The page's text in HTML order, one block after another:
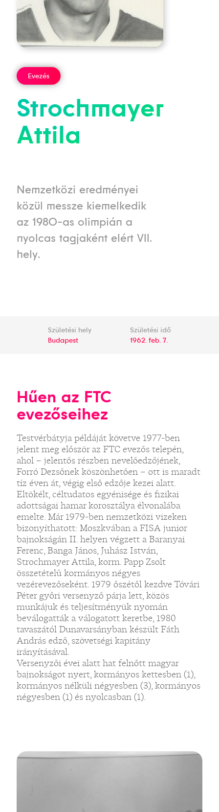
Evezés
Strochmayer
Attila
Nemzetközi eredményei
közül messze kiemelkedik
az 1980-as olimpián a
nyolcas tagjaként elért VII.
hely.
Születési hely
Budapest
Születési idő
1962. feb. 7.
Hűen az FTC
evezőseihez
Testvérbátyja példáját követve 1977-ben
jelent meg először az FTC evezős telepén,
ahol – jelentős részben nevelőedzőjének,
Forró Dezsőnek köszönhetően – ott is maradt
tíz éven át, végig első edzője kezei alatt.
Eltökélt, céltudatos egyénisége és fizikai
adottságai hamar korosztálya élvonalába
emelte. Már 1979-ben nemzetközi vizeken
bizonyíthatott: Moszkvában a FISA junior
bajnokságán II. helyen végzett a Baranyai
Ferenc, Banga János, Juhász István,
Strochmayer Attila, korm. Papp Zsolt
összetételű kormányos négyes
vezérevezőseként. 1979 őszétől kezdve Tóvári
Péter győri versenyző párja lett, közös
munkájuk és teljesítményük nyomán
beválogatták a válogatott keretbe, 1980
tavaszától Dunavarsányban készült Fáth
András edző, szövetségi kapitány
irányításával.
Versenyzői évei alatt hat felnőtt magyar
bajnokságot nyert, kormányos kettesben (1),
kormányos nélküli négyesben (3), kormányos
négyesben (1) és nyolcasban (1).